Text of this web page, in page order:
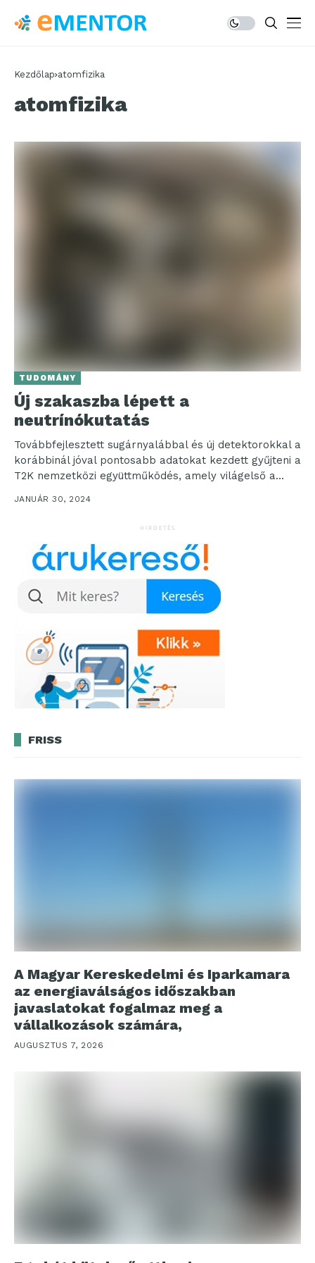
Kezdőlap atomfizika
atomfizika
TUDOMÁNY
Új szakaszba lépett a
neutrínókutatás
Továbbfejlesztett sugárnyalábbal és új detektorokkal a
korábbinál jóval pontosabb adatokat kezdett gyűjteni a
T2K nemzetközi együttműködés, amely világelső a
neutrínóoszcilláció kutatásában. A munkában...
JANUÁR 30, 2024
HIRDETÉS
FRISS
A Magyar Kereskedelmi és Iparkamara
az energiaválságos időszakban
javaslatokat fogalmaz meg a
vállalkozások számára,
AUGUSZTUS 7, 2026